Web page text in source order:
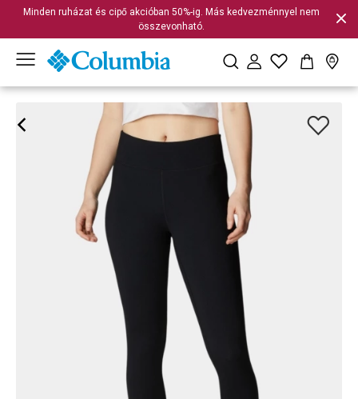
Minden ruházat és cipő akcióban 50%-ig. Más kedvezménnyel nem
összevonható.